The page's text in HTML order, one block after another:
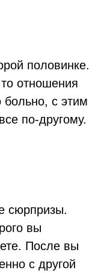
половинке.
отношения
с этим
по-другому.
сюрпризы.
вы
После вы
с другой